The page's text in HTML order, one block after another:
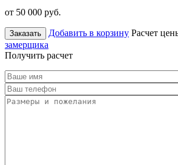
от 50 000 руб.
Заказать Добавить в корзину Расчет
замерщика
Получить расчет